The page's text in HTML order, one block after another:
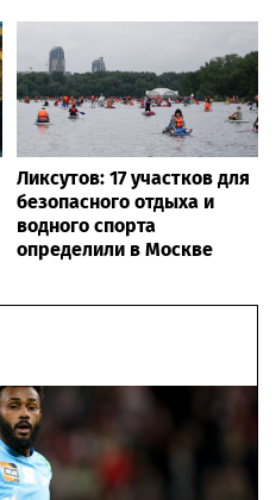
Ликсутов: 17 участков для
безопасного отдыха и
водного спорта
определили в Москве